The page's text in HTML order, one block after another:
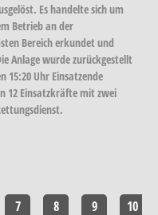
Es handelte sich um
Betrieb an der
Bereich erkundet und
Anlage wurde zurückgestellt
15:20 Uhr Einsatzende
12 Einsatzkräfte mit zwei
7 8 9 10